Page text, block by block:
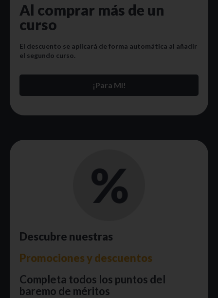
Al comprar más de un
curso
El descuento se aplicará de forma automática al añadir
el segundo curso.
¡Para Mí!
Descubre nuestras
Promociones y descuentos
Completa todos los puntos del
baremo de méritos